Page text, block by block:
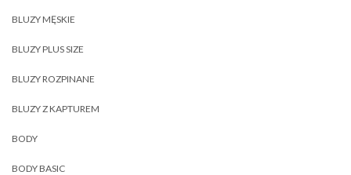
BLUZY MĘSKIE
BLUZY PLUS SIZE
BLUZY ROZPINANE
BLUZY Z KAPTUREM
BODY
BODY BASIC